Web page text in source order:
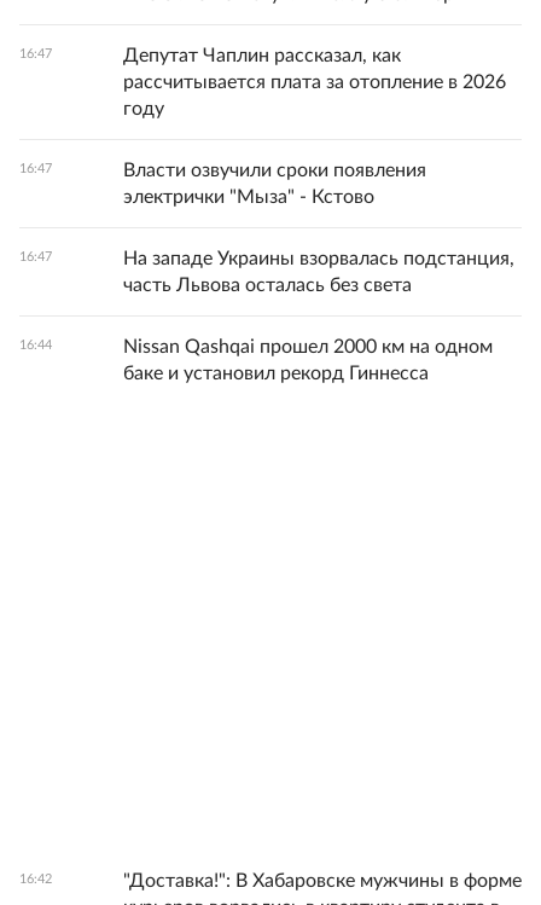
16:47
Депутат Чаплин рассказал, как
рассчитывается плата за отопление в 2026
году
16:47
Власти озвучили сроки появления
электрички "Мыза" - Кстово
16:47
На западе Украины взорвалась подстанция,
часть Львова осталась без света
16:44
Nissan Qashqai прошел 2000 км на одном
баке и установил рекорд Гиннесса
16:42
"Доставка!": В Хабаровске мужчины в форме